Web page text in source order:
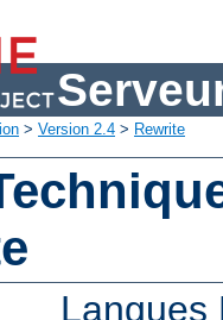
> Version 2.4 > Rewrite